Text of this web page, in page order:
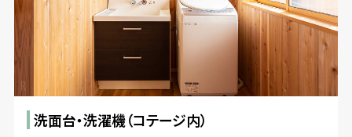
洗面台・洗濯機（コテージ内）